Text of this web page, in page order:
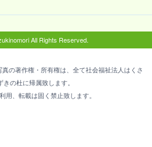
All Rights Reserved.
の著作権・所有権は、全て社会福祉法人はくさ
きの杜に帰属致します。
用、転載は固く禁止致します。